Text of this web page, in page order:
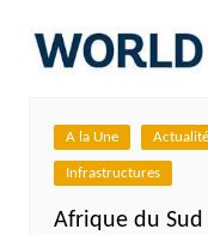
A la Une Actualité
Infrastructures
Afrique du